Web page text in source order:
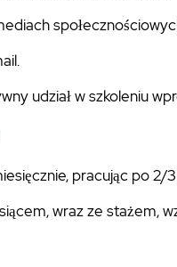
udział w szkoleniu
pracując po 2/
wraz ze stażem,